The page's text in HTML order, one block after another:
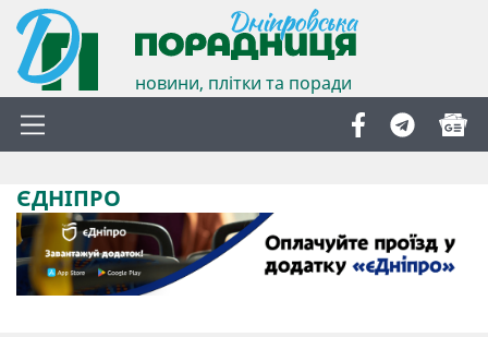
новини, плітки та поради
ЄДНІПРО